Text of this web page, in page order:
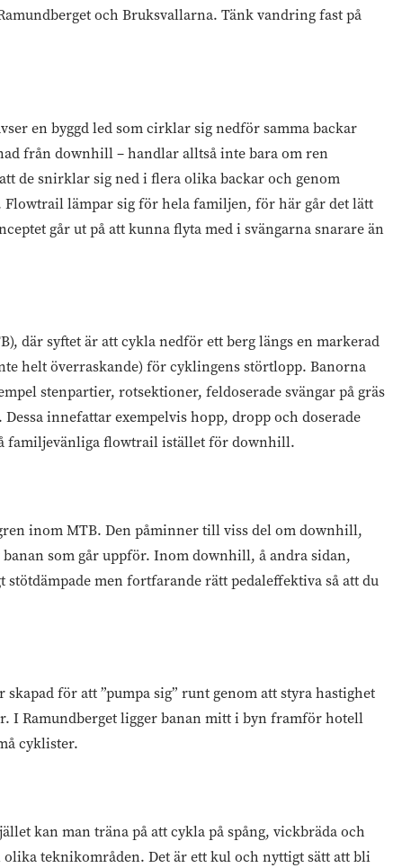
och Bruksvallarna. Tänk vandring fast på
en byggd led som cirklar sig nedför samma backar
från downhill – handlar alltså inte bara om ren
de snirklar sig ned i flera olika backar och genom
Flowtrail lämpar sig för hela familjen, för här går det lätt
går ut på att kunna flyta med i svängarna snarare än
där syftet är att cykla nedför ett berg längs en markerad
helt överraskande) för cyklingens störtlopp. Banorna
stenpartier, rotsektioner, feldoserade svängar på gräs
innefattar exempelvis hopp, dropp och doserade
familjevänliga flowtrail istället för downhill.
inom MTB. Den påminner till viss del om downhill,
som går uppför. Inom downhill, å andra sidan,
men fortfarande rätt pedaleffektiva så att du
för att ”pumpa sig” runt genom att styra hastighet
I Ramundberget ligger banan mitt i byn framför hotell
cyklister.
kan man träna på att cykla på spång, vickbräda och
teknikområden. Det är ett kul och nyttigt sätt att bli